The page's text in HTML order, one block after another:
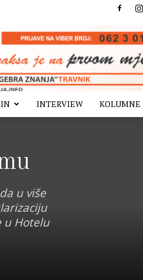
INTERVIEW KOLUMNE
u više
u Hotelu